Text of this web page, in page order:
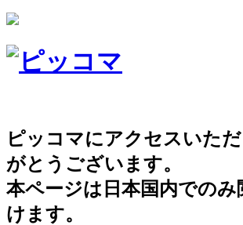
ピッコマにアクセスいた
がとうございます。
本ページは日本国内でのみ
けます。